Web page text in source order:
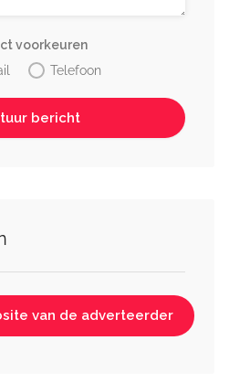
voorkeuren
Telefoon
van de adverteerder